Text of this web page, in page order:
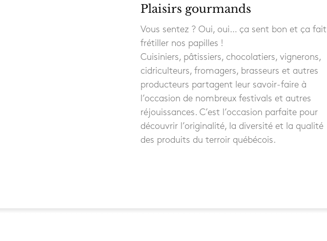
Plaisirs gourmands
Vous sentez ? Oui, oui… ça sent bon et ça fait
frétiller nos papilles !
Cuisiniers, pâtissiers, chocolatiers, vignerons,
cidriculteurs, fromagers, brasseurs et autres
producteurs partagent leur savoir-faire à
l’occasion de nombreux festivals et autres
réjouissances. C’est l’occasion parfaite pour
découvrir l’originalité, la diversité et la qualité
des produits du terroir québécois.